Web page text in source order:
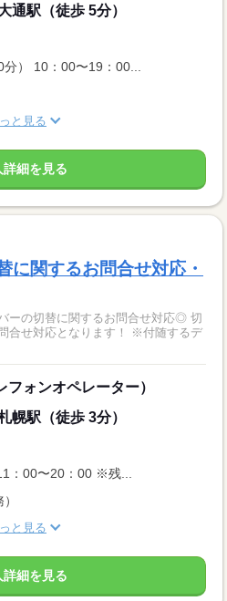
通駅（徒歩 5分）
） 10：00〜19：00...
と見る
詳細を見る
関するお問合せ対応・
合せ対応となります！ ※付随するデ
ォンオペレーター）
幌駅（徒歩 3分）
：00〜20：00 ※残...
と見る
詳細を見る